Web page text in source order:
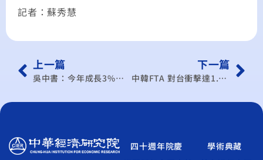
記者：蘇秀慧
上一篇
吳中書：今年成長3%以上
下一篇
中韓FTA 對台衝擊達1.8兆
四十週年院慶
學術典藏